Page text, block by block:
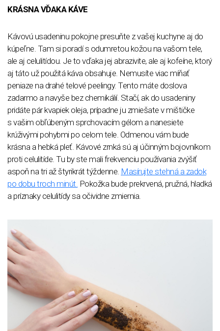
KRÁSNA VĎAKA KÁVE
Kávovú usadeninu pokojne presuňte z vašej kuchyne aj do
kúpeľne. Tam si poradí s odumretou kožou na vašom tele,
ale aj celulitídou. Je to vďaka jej abrazivite, ale aj kofeíne, ktorý
aj táto už použitá káva obsahuje. Nemusíte viac míňať
peniaze na drahé telové peelingy. Tento máte doslova
zadarmo a navyše bez chemikálií. Stačí, ak do usadeniny
pridáte pár kvapiek oleja, prípadne ju zmiešate v mištičke
s vašim obľúbeným sprchovacím gélom a nanesiete
krúživými pohybmi po celom tele. Odmenou vám bude
krásna a hebká pleť. Kávové zrnká sú aj účinným bojovníkom
proti celulitíde. Tu by ste mali frekvenciu používania zvýšiť
aspoň na tri až štyrikrát týždenne. Masírujte stehná a zadok
po dobu troch minút. Pokožka bude prekrvená, pružná, hladká
a príznaky celulitídy sa očividne zmiernia.